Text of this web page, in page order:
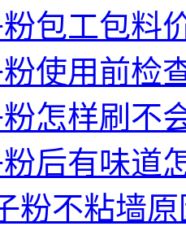
包工包料
使用前检
怎样刷不
后有味道
粉不粘墙